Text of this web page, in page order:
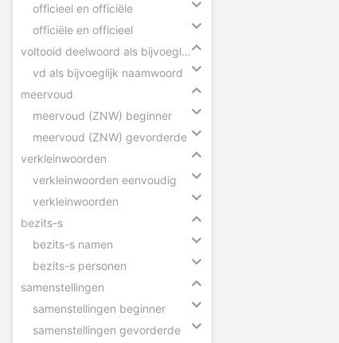
officieel en officiële
officiële en officieel
voltooid deelwoord als bijvoeglijk naamwoord
vd als bijvoeglijk naamwoord
meervoud
meervoud (ZNW) beginner
meervoud (ZNW) gevorderde
verkleinwoorden
verkleinwoorden eenvoudig
verkleinwoorden
bezits-s
bezits-s namen
bezits-s personen
samenstellingen
samenstellingen beginner
samenstellingen gevorderde